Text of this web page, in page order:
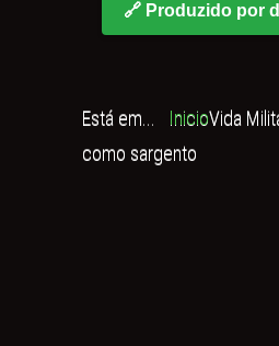
🔗 Produzido por
Está em... InicioVida
como sargento